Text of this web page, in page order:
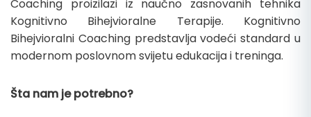
Coaching proizilazi iz naučno zasnovanih tehnika
Kognitivno Bihejvioralne Terapije. Kognitivno
Bihejvioralni Coaching predstavlja vodeći standard u
modernom poslovnom svijetu edukacija i treninga.
Šta nam je potrebno?